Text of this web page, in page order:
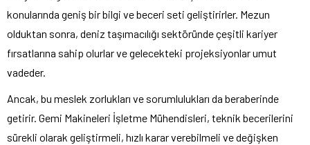
konularında geniş bir bilgi ve beceri seti geliştirirler. Mezun
olduktan sonra, deniz taşımacılığı sektöründe çeşitli kariyer
fırsatlarına sahip olurlar ve gelecekteki projeksiyonlar umut
vadeder.
Ancak, bu meslek zorlukları ve sorumlulukları da beraberinde
getirir. Gemi Makineleri İşletme Mühendisleri, teknik becerilerini
sürekli olarak geliştirmeli, hızlı karar verebilmeli ve değişken